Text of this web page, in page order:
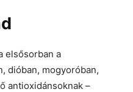
elsősorban a
dióban, mogyoróban,
antioxidánsoknak –